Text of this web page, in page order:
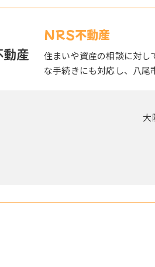
NRS不動産
住まいや資産の相談に対
な手続きにも対応し、八尾
大